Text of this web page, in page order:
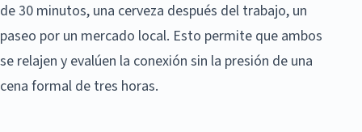
de 30 minutos, una cerveza después del trabajo, un
paseo por un mercado local. Esto permite que ambos
se relajen y evalúen la conexión sin la presión de una
cena formal de tres horas.